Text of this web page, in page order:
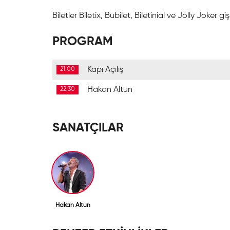
Biletler Biletix, Bubilet, Biletinial ve Jolly Joker
PROGRAM
21:00 Kapı Açılış
22:30 Hakan Altun
SANATÇILAR
Hakan Altun